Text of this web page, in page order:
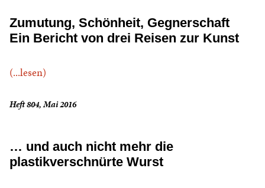
Zumutung, Schönheit, Gegnerschaft
Ein Bericht von drei Reisen zur Kunst
(...lesen)
Heft 804, Mai 2016
… und auch nicht mehr die
plastikverschnürte Wurst